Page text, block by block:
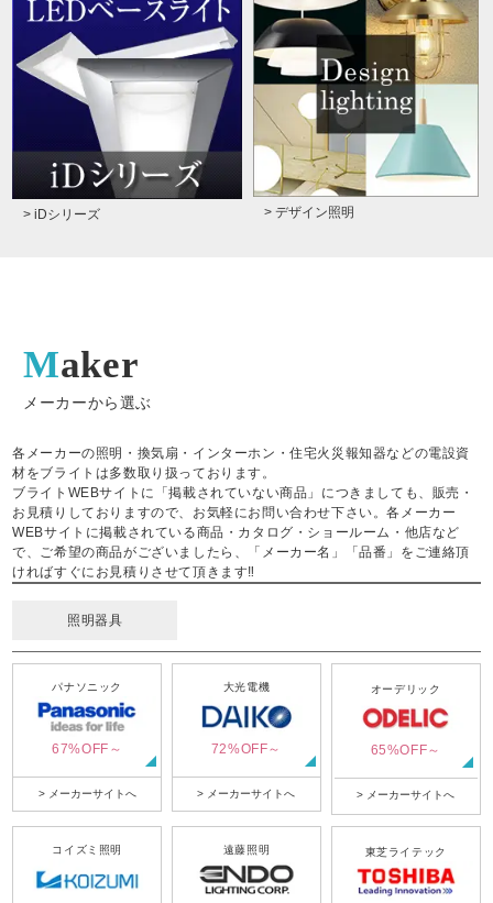
> iDシリーズ > デザイン照明
Maker
メーカーから選ぶ
各メーカーの照明・換気扇・インターホン・住宅火災報知器などの電設資
材をブライトは多数取り扱っております。
ブライトWEBサイトに「掲載されていない商品」につきましても、販売・
お見積りしておりますので、お気軽にお問い合わせ下さい。各メーカー
WEBサイトに掲載されている商品・カタログ・ショールーム・他店など
で、ご希望の商品がございましたら、「メーカー名」「品番」をご連絡頂
ければすぐにお見積りさせて頂きます‼
照明器具
パナソニック
67%OFF～
> メーカーサイトへ
大光電機
72%OFF～
> メーカーサイトへ
オーデリック
65%OFF～
> メーカーサイトへ
コイズミ照明 遠藤照明 東芝ライテック